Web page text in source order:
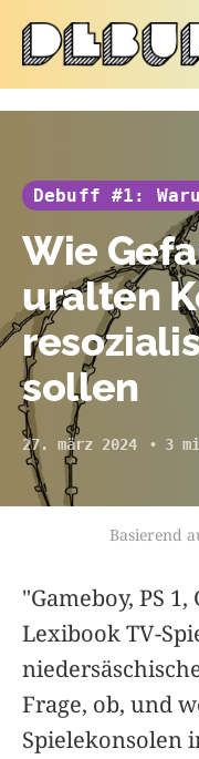
Debuff #1:
Wie
uralten
sollen
27. märz 2024 3
Basierend
"Gameboy, PS
Lexibook TV-
Frage, ob, und
Spielekonsolen